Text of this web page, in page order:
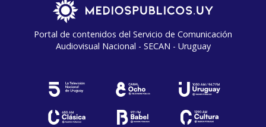
Portal de contenidos del Servicio de Comunicación
Audiovisual Nacional - SECAN - Uruguay